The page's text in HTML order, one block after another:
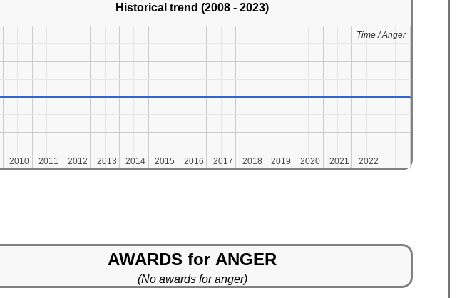
Historical trend (2008 - 2023)
2010
2010 2011
2011 2012
2012 2013
2013 2014
2014 2015
2015 2016
2016 2017
2017 2018
2018 2019
2019 2020
2020 2021
2021 2022
2022
Time / Anger
Time / Anger
AWARDS for ANGER
(No awards for anger)